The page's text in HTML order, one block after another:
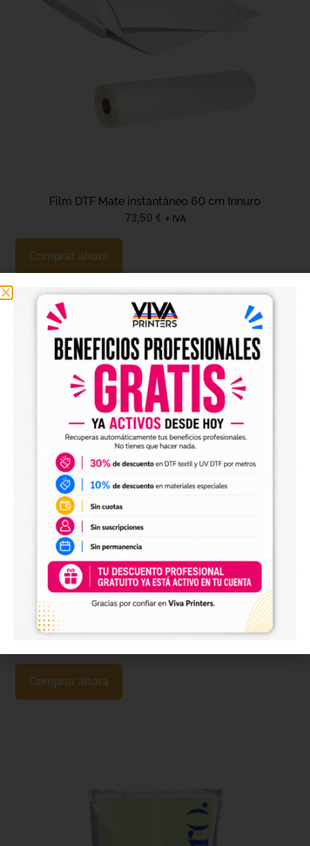
Film DTF Mate instantáneo 60 cm Innuro
73,50 € + IVA
Comprar ahora
FILM DTF Mate instantáneo 120 cm Innuro
Comprar ahora